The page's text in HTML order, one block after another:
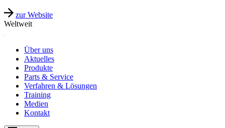
zur Website
Weltweit
Über uns
Aktuelles
Produkte
Parts & Service
Verfahren & Lösungen
Training
Medien
Kontakt